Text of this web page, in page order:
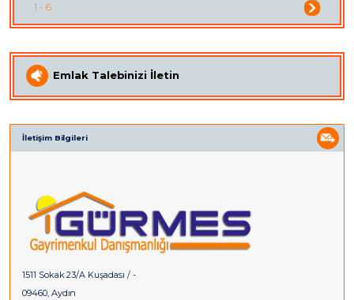
1 - 6
Emlak Talebinizi İletin
İletişim Bilgileri
1511 Sokak 23/A Kuşadası / -
09460, Aydın